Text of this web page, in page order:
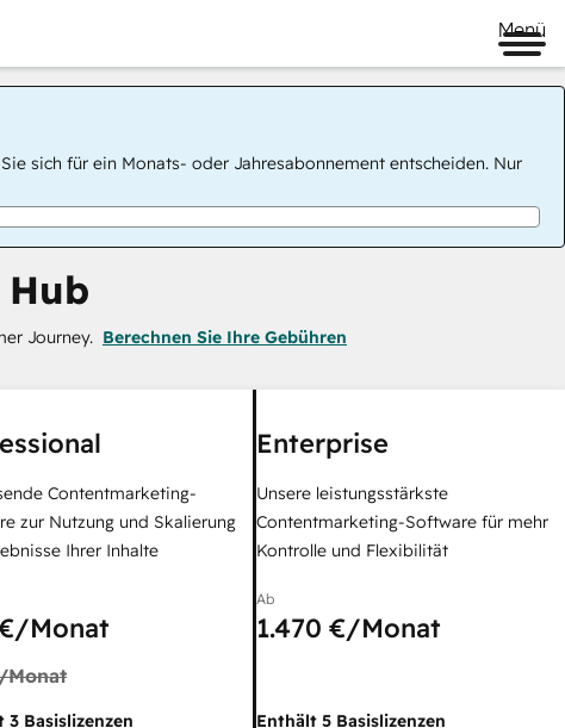
Menü
sich für ein Monats- oder Jahresabonnement entscheiden. Nur
Journey. Berechnen Sie Ihre Gebühren
Contentmarketing-
zur Nutzung und Skalierung
Ihrer Inhalte
/Monat
Monat
3 Basislizenzen
Enterprise
Unsere leistungsstärkste
Contentmarketing-Software für mehr
Kontrolle und Flexibilität
Ab
1.470 €/Monat
Enthält 5 Basislizenzen